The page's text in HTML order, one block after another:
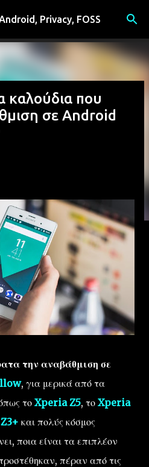
περιεχόμενο
Privacy, FOSS
καλούδια που
σε Android
την αναβάθμιση σε
, για μερικά από τα
το Xperia Z5, το Xperia
και πολύς κόσμος
ποια είναι τα επιπλέον
πέραν από τις